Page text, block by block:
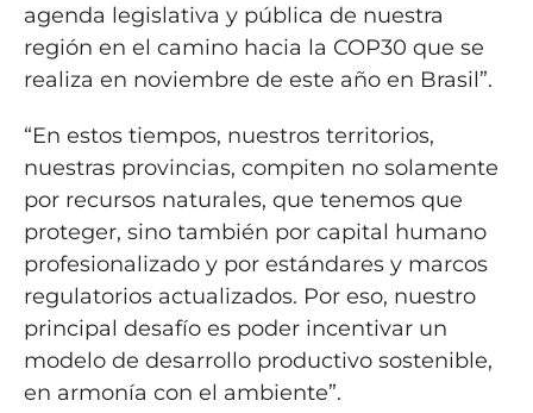
agenda legislativa y pública de nuestra
región en el camino hacia la COP30 que se
realiza en noviembre de este año en Brasil”.
“En estos tiempos, nuestros territorios,
nuestras provincias, compiten no solamente
por recursos naturales, que tenemos que
proteger, sino también por capital humano
profesionalizado y por estándares y marcos
regulatorios actualizados. Por eso, nuestro
principal desafío es poder incentivar un
modelo de desarrollo productivo sostenible,
en armonía con el ambiente”.